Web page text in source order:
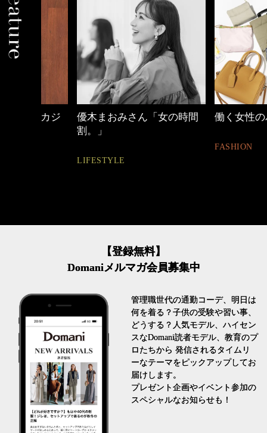
優木まおみさん「女の時間
LIFESTYLE
働く女性のバッグ
FASHION
【登録無料】
Domaniメルマガ会員募集中
管理職世代の通勤コーデ、明日は
何を着る？子供の受験や習い事、
どうする？人気モデル、ハイセン
スなDomani読者モデル、教育のプ
ロたちから 発信されるタイムリ
ーなテーマをピックアップしてお
届けします。
プレゼント企画やイベント参加の
スペシャルなお知らせも！